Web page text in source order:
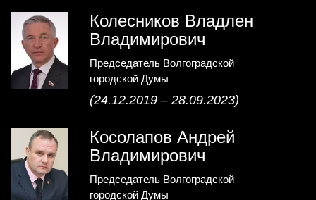
Колесников Владлен
Владимирович
Председатель Волгоградской
городской Думы
(24.12.2019 – 28.09.2023)
Косолапов Андрей
Владимирович
Председатель Волгоградской
городской Думы